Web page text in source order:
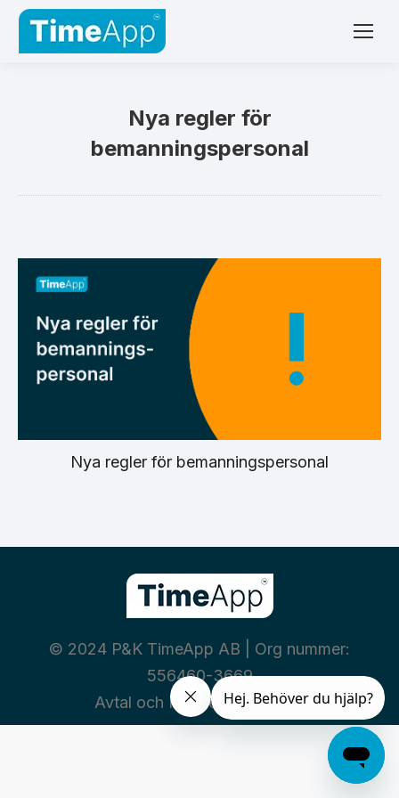
Nya regler för
bemanningspersonal
Nya regler för bemanningspersonal
© 2024 P&K TimeApp AB | Org nummer:
556460-3669
Avtal och Policies|Integritet